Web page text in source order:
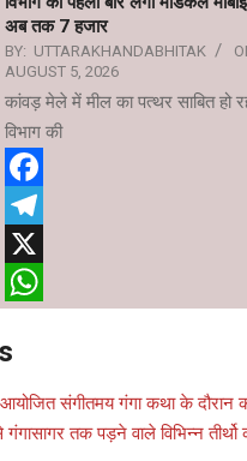
अब तक 7 हजार
BY: UTTARAKHANDABHITAK
AUGUST 5, 2026
कांवड़ मेले में मील का पत्थर साबित हो
विभाग की
Facebook
Telegram
X
संगीतमय गंगा कथा के दौरान
तक पड़ने वाले विभिन्न तीर्थो